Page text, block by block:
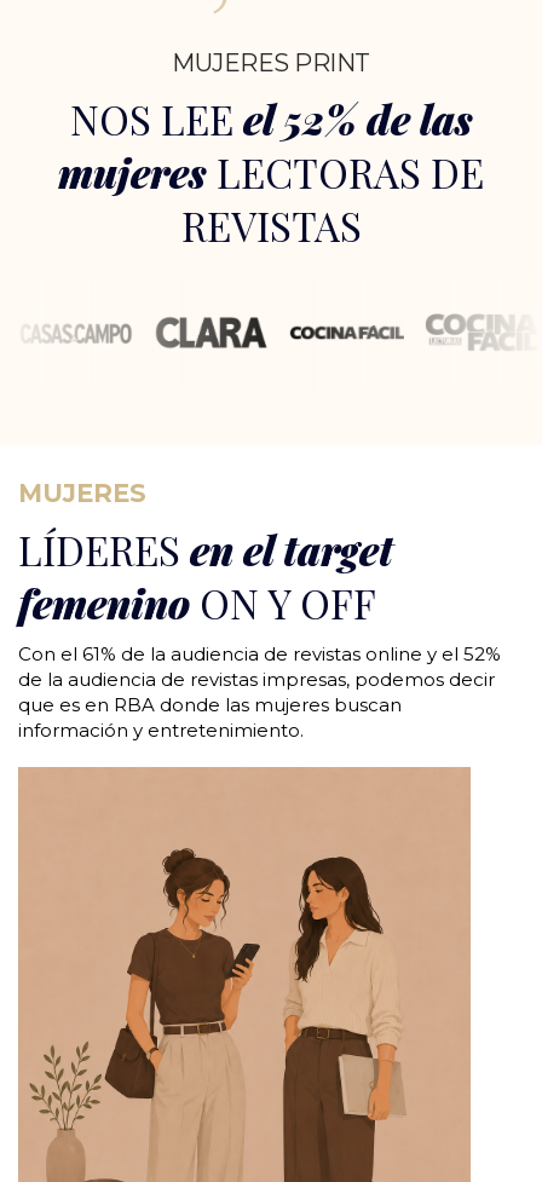
MUJERES PRINT
NOS LEE el 52% de las
mujeres LECTORAS DE
REVISTAS
MUJERES
LÍDERES en el target
femenino ON Y OFF
Con el 61% de la audiencia de revistas online y el 52%
de la audiencia de revistas impresas, podemos decir
que es en RBA donde las mujeres buscan
información y entretenimiento.